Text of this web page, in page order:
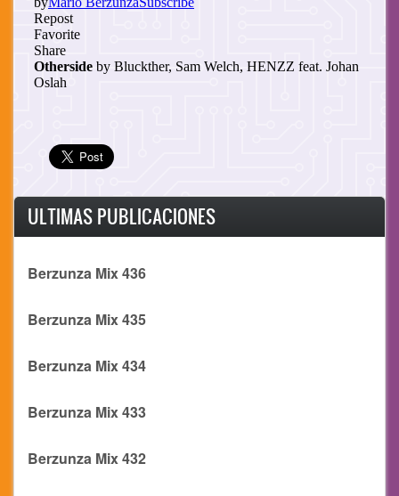
ULTIMAS PUBLICACIONES
Berzunza Mix 436
Berzunza Mix 435
Berzunza Mix 434
Berzunza Mix 433
Berzunza Mix 432